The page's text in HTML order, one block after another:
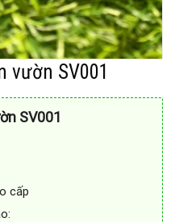
vườn SV001
SV001
cấp